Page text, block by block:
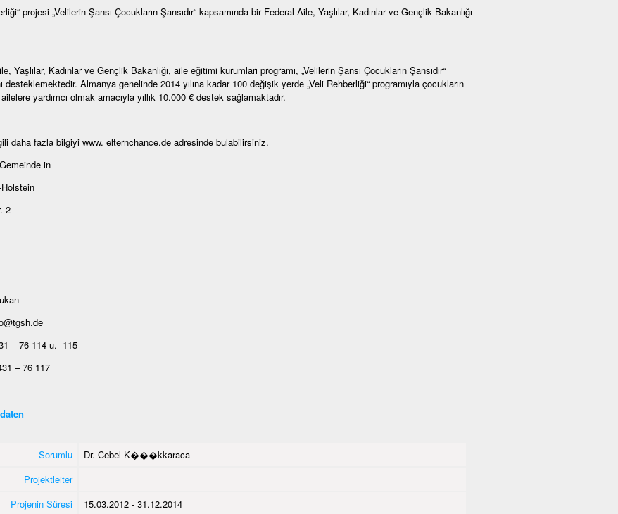
projesi „Velilerin Şansı Çocukların Şansıdır“ kapsamında bir Federal Aile, Yaşlılar, Kadınlar ve Gençlik Bakanlığı
Yaşlılar, Kadınlar ve Gençlik Bakanlığı, aile eğitimi kurumları programı, „Velilerin Şansı Çocukların Şansıdır“
desteklemektedir. Almanya genelinde 2014 yılına kadar 100 değişik yerde „Veli Rehberliği“ programıyla çocukların
yardımcı olmak amacıyla yıllık 10.000 € destek sağlamaktadır.
daha fazla bilgiyi www. elternchance.de adresinde bulabilirsiniz.
in
2
– 76 114 u. -115
– 76 117
Sorumlu
Dr. Cebel K���kkaraca
Projektleiter
Projenin Süresi
15.03.2012 - 31.12.2014